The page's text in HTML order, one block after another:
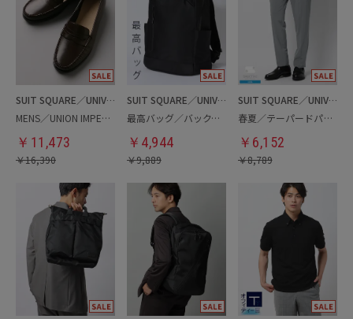
SUIT SQUARE／UNIVERSAL LANGUAGE
MENS／UNION IMPERIAL監修／コインローファー
￥ 11,473
￥16,390
SUIT SQUARE／UNIVERSAL LANGUAGE
最高バッグ／バックパック
￥ 4,944
￥9,889
SUIT SQUARE／UNIVERSAL LANGUAGE
春夏／テーパードパンツ
￥ 6,152
￥8,789